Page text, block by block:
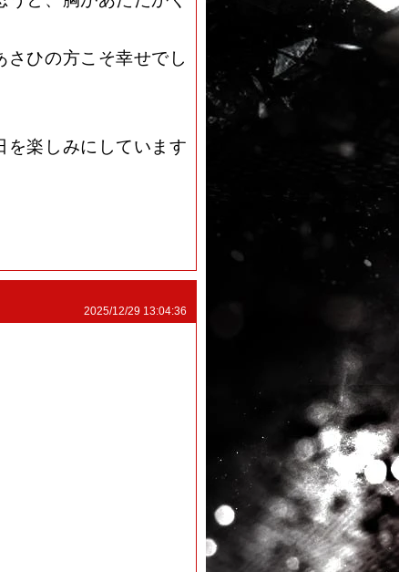
ひの方こそ幸せでし
を楽しみにしています
2025/12/29 13:04:36